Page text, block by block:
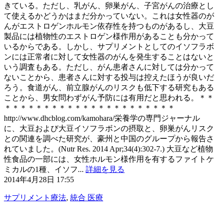
きている。ただし、乳がん、卵巣がん、子宮がんの治療とし
て使えるかどうかはまだ分かっていない。これは女性器のが
んがエストロゲンホルモン依存性を持つものがあるし、大豆
製品には植物性のエストロゲン様作用があることも分かって
いるからである。しかし、サプリメントとしてのイソフラボ
ンには正常者に対して女性器のがんを発生することはないと
いう調査もある。ただし、がん患者さんに対しては分かって
ないことから、患者さんに対する投与は控えたほうが良いだ
ろう。食道がん、前立腺がんのリスクも低下する研究もある
ことから、男女問わずがん予防には有用だと思われる。＊＊
＊＊＊＊＊＊＊＊＊＊＊＊＊＊＊＊＊＊＊＊＊＊
http://www.dhcblog.com/kamohara/栄養学の専門ジャーナル
に、大豆および大豆イソフラボンの摂取と、卵巣がんリスク
との関連を調べた研究が、豪州と中国のグループから報告さ
れていました。(Nutr Res. 2014 Apr;34(4):302-7.) 大豆など植物
性食品の一部には、女性ホルモン様作用を有するファイトケ
ミカルの1種、イソフ... 詳細を見る
2014年4月28日 17:55
サプリメント療法, 統合 医療